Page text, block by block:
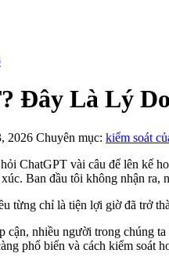
Đây Là Lý
2026 Chuyên mục: kiểm soát
ChatGPT vài câu để lên kế
Ban đầu tôi không nhận
từng chỉ là tiện lợi giờ đã trở
cận, nhiều người trong chúng
phổ biến và cách kiểm soát